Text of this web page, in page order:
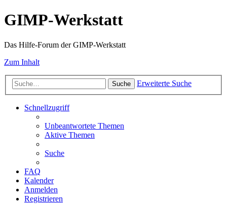
GIMP-Werkstatt
Das Hilfe-Forum der GIMP-Werkstatt
Zum Inhalt
Suche Erweiterte Suche
Schnellzugriff
Unbeantwortete Themen
Aktive Themen
Suche
FAQ
Kalender
Anmelden
Registrieren